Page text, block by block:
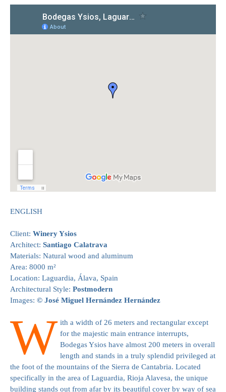
ENGLISH
Client: Winery Ysios
Architect: Santiago Calatrava
Materials: Natural wood and aluminum
Area: 8000 m²
Location: Laguardia, Álava, Spain
Architectural Style: Postmodern
Images: © José Miguel Hernández Hernández
W ith a width of 26 meters and rectangular except
for the majestic main entrance interrupts,
Bodegas Ysios have almost 200 meters in overall
length and stands in a truly splendid privileged at
the foot of the mountains of the Sierra de Cantabria. Located
specifically in the area of Laguardia, Rioja Alavesa, the unique
building stands out from afar by its beautiful cover by way of sea